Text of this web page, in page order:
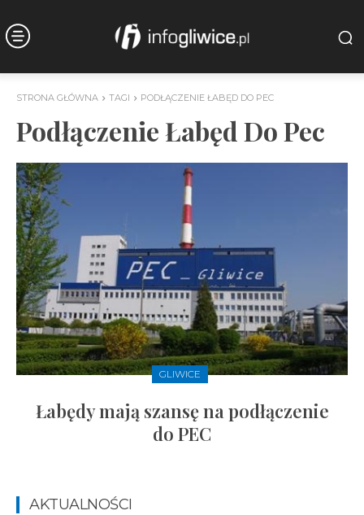
STRONA GŁÓWNA TAGI PODŁĄCZENIE ŁABĘD DO PEC
Podłączenie Łabęd Do Pec
GLIWICE
Łabędy mają szansę na podłączenie
do PEC
AKTUALNOŚCI